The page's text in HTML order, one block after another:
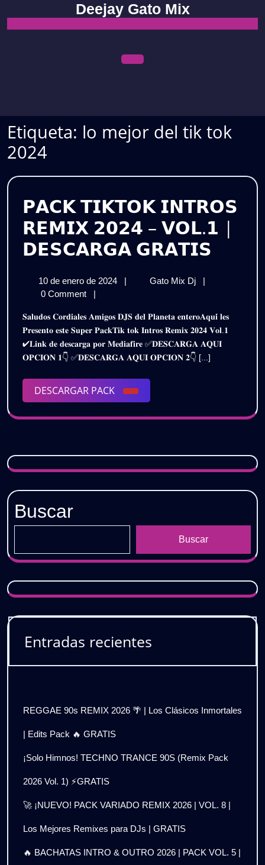
content
Deejay Gato Mix
Etiqueta: lo mejor del tik tok
2024
𝗣𝗔𝗖𝗞 𝗧𝗜𝗞𝗧𝗢𝗞 𝗜𝗡𝗧𝗥𝗢𝗦
𝗥𝗘𝗠𝗜𝗫 𝟮𝟬𝟮𝟰 – 𝗩𝗢𝗟.𝟭 |
𝗗𝗘𝗦𝗖𝗔𝗥𝗚𝗔 𝗚𝗥𝗔𝗧𝗜𝗦
𝟮𝟬𝟮𝟰
–
10 de enero de 2024
10
de
2024
| Gato Mix Dj
𝗣𝗔𝗖𝗞
𝗥𝗘𝗠𝗜𝗫
𝟮𝟬𝟮𝟰
–
𝗩𝗢𝗟.𝟭
|
0 Comment
|
𝐒𝐚𝐥𝐮𝐝𝐨𝐬 𝐂𝐨𝐫𝐝𝐢𝐚𝐥𝐞𝐬 𝐀𝐦𝐢𝐠𝐨𝐬 𝐃𝐉𝐒 𝐝𝐞𝐥 𝐏𝐥𝐚𝐧𝐞𝐭𝐚 𝐞𝐧𝐭𝐞𝐫𝐨𝐀𝐪𝐮𝐢́ 𝐥𝐞𝐬
𝐏𝐫𝐞𝐬𝐞𝐧𝐭𝐨 𝐞𝐬𝐭𝐞 𝐒𝐮𝐩𝐞𝐫 𝐏𝐚𝐜𝐤𝐓𝐢𝐤 𝐭𝐨𝐤 𝐈𝐧𝐭𝐫𝐨𝐬 𝐑𝐞𝐦𝐢𝐱 𝟐𝟎𝟐𝟒 𝐕𝐨𝐥.𝟏
✔𝐋𝐢𝐧𝐤 𝐝𝐞 𝐝𝐞𝐬𝐜𝐚𝐫𝐠𝐚 𝐩𝐨𝐫 𝐌𝐞𝐝𝐢𝐚𝐟𝐢𝐫𝐞 ✅𝐃𝐄𝐒𝐂𝐀𝐑𝐆𝐀 𝐀𝐐𝐔𝐈
𝐎𝐏𝐂𝐈𝐎𝐍 𝟏👇 ✅𝐃𝐄𝐒𝐂𝐀𝐑𝐆𝐀 𝐀𝐐𝐔𝐈 𝐎𝐏𝐂𝐈𝐎𝐍 𝟐👇 [...]
DESCARGAR PACK
DESCARGAR
PACK
Buscar
Buscar
Entradas recientes
REGGAE 90s REMIX 2026 🌴 | Los Clásicos Inmortales
| Edits Pack 🔥 GRATIS
¡Solo Himnos! TECHNO TRANCE 90S (Remix Pack
2026 Vol. 1) ⚡GRATIS
🚀 ¡NUEVO! PACK VARIADO REMIX 2026 | VOL. 8 |
Los Mejores Remixes para DJs | GRATIS
🔥 BACHATAS INTRO & OUTRO 2026 | PACK VOL. 5 |